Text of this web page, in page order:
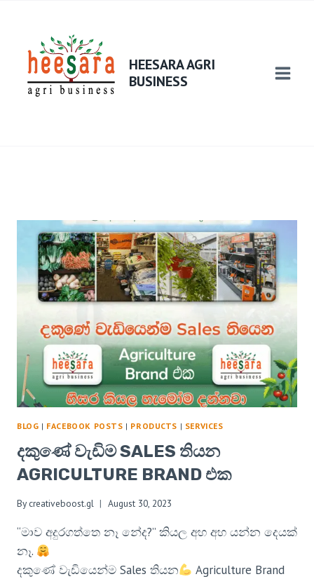
HEESARA AGRI
BUSINESS
BLOG | FACEBOOK POSTS | PRODUCTS | SERVICES
දකුණේ වැඩිම SALES තියන
AGRICULTURE BRAND එක
Bycreativeboost.gl August 30, 2023
“මාව අදුරගත්තෙ නෑ නේද?” කියල අහ අහ යන්න දෙයක්
නෑ.
දකුණේ වැඩියෙන්ම Sales තියන
Agriculture Brand